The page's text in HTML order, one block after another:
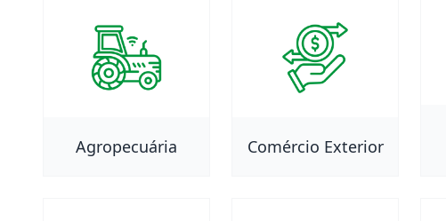
Agropecuária Comércio Exterior